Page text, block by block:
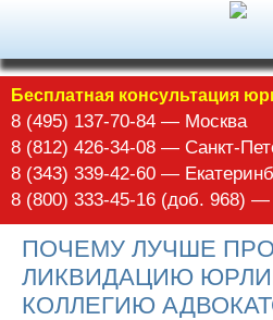
Бесплатная консультация
8 (495) 137-70-84 — Москва
8 (812) 426-34-08 — Санкт-
8 (343) 339-42-60 —
8 (800) 333-45-16 (доб. 968)
ПОЧЕМУ ЛУЧШЕ
ЛИКВИДАЦИЮ
КОЛЛЕГИЮ